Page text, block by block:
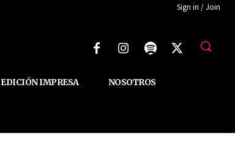
Sign in / Join
EDICIÓN IMPRESA NOSOTROS